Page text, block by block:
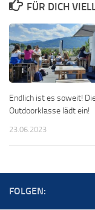
FÜR DICH
Endlich ist es soweit!
Outdoorklasse lädt ein!
23.06.2023
FOLGEN: